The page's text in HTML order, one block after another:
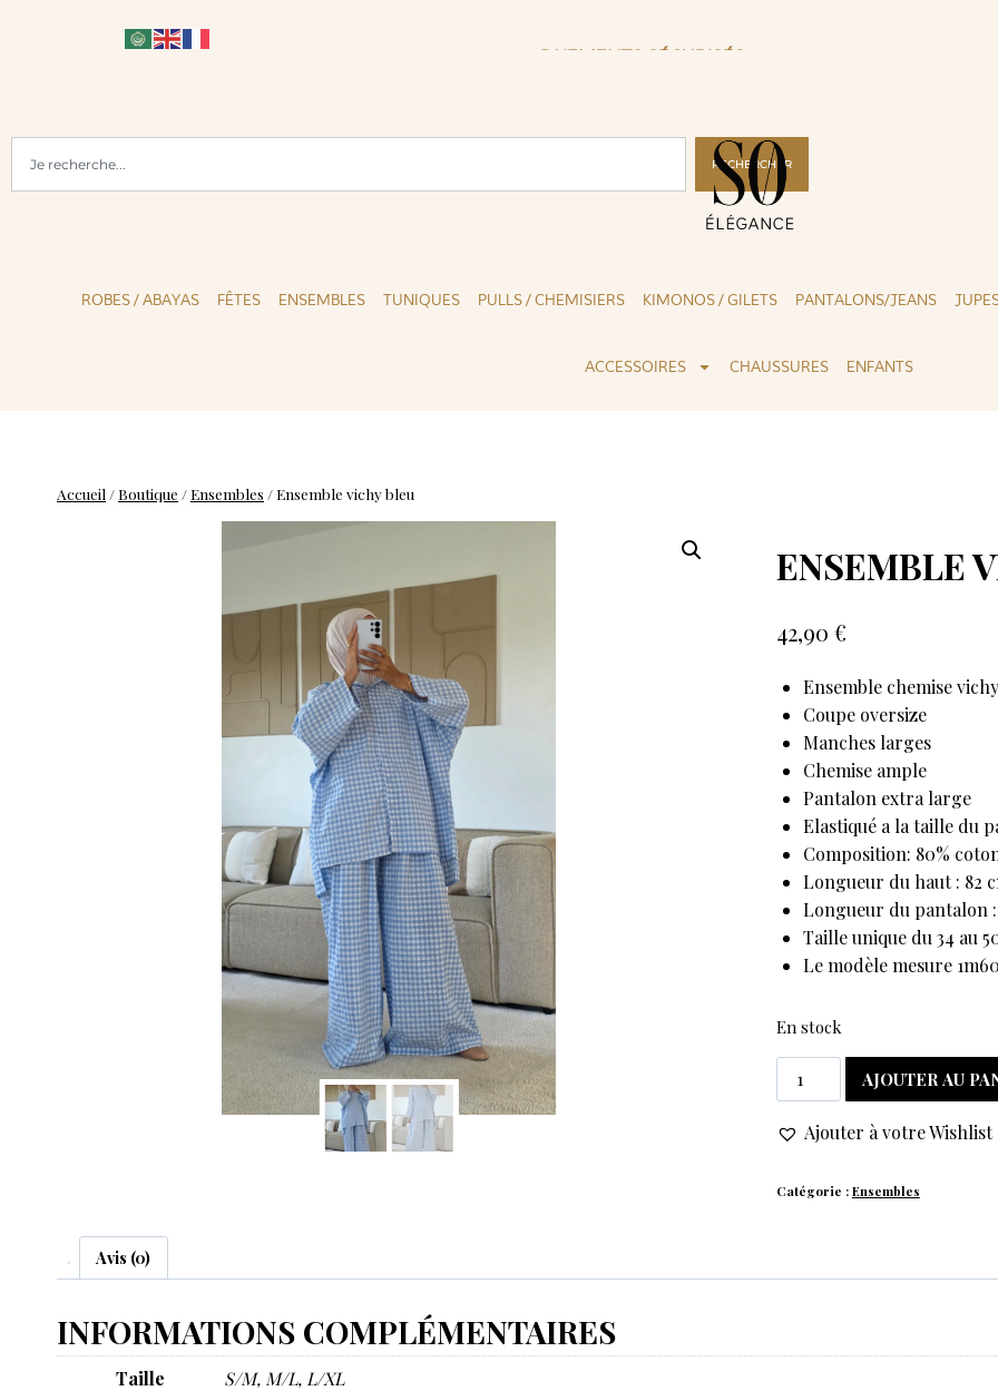
RECHERCHER
ROBES / ABAYAS FÊTES ENSEMBLES TUNIQUES PULLS / CHEMISIERS KIMONOS / GILETS PANTALONS/JEANS
ACCESSOIRES CHAUSSURES ENFANTS
Accueil /Boutique /Ensembles /Ensemble vichy bleu
ENSEMBLE
42,90 €
Ensemble chemise vichy
Coupe oversize
Manches larges
Chemise ample
Pantalon extra large
Elastiqué a la taille du
Composition: 80%
Longueur du haut : 82
Longueur du pantalon :
Taille unique du 34 au
Le modèle mesure
En stock
AJOUTER AU
Ajouter à votre Wishlist
Catégorie : Ensembles
Avis (0)
INFORMATIONS COMPLÉMENTAIRES
Taille S/M, M/L, L/XL